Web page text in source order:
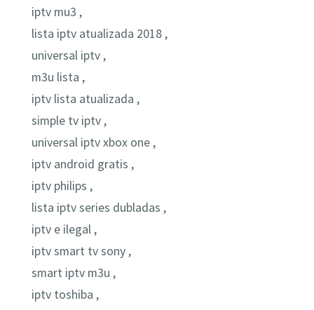
iptv mu3 ,
lista iptv atualizada 2018 ,
universal iptv ,
m3u lista ,
iptv lista atualizada ,
simple tv iptv ,
universal iptv xbox one ,
iptv android gratis ,
iptv philips ,
lista iptv series dubladas ,
iptv e ilegal ,
iptv smart tv sony ,
smart iptv m3u ,
iptv toshiba ,